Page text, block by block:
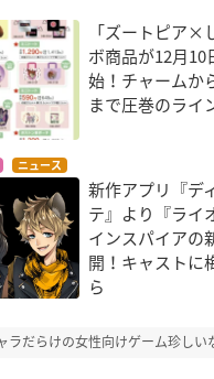
「ズートピア×
ボ商品が12月10
始！チャームか
まで圧巻のライ
ニュース
新作アプリ『デ
テ』より『ライ
インスパイアの
開！キャストに
ら
ラだらけの女性向けゲーム珍しい